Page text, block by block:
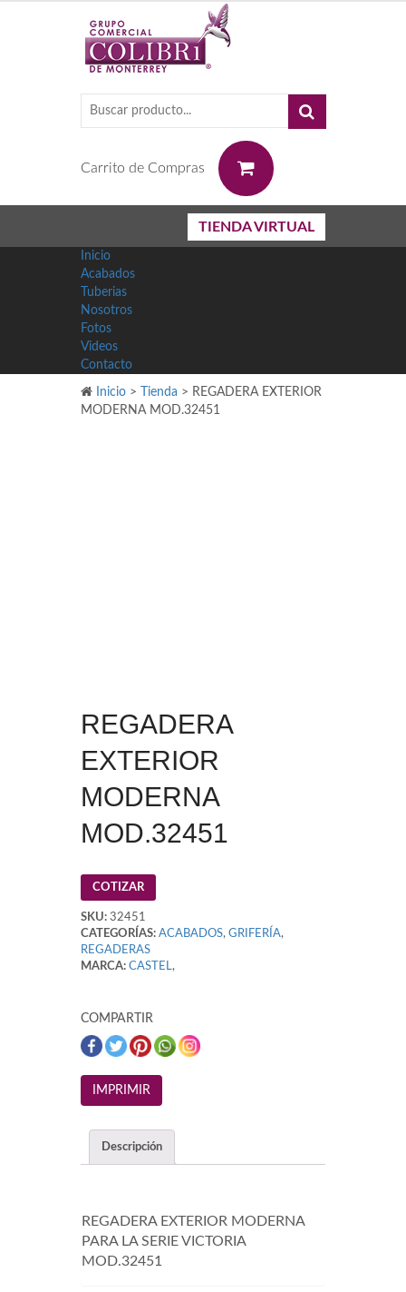
Carrito de Compras
TIENDA VIRTUAL
Inicio
Acabados
Tuberias
Nosotros
Fotos
Videos
Contacto
Inicio > Tienda > REGADERA EXTERIOR
MODERNA MOD.32451
REGADERA
EXTERIOR
MODERNA
MOD.32451
COTIZAR
SKU: 32451
CATEGORÍAS: ACABADOS, GRIFERÍA,
REGADERAS
MARCA: CASTEL,
COMPARTIR
Descripción
REGADERA EXTERIOR MODERNA
PARA LA SERIE VICTORIA
MOD.32451